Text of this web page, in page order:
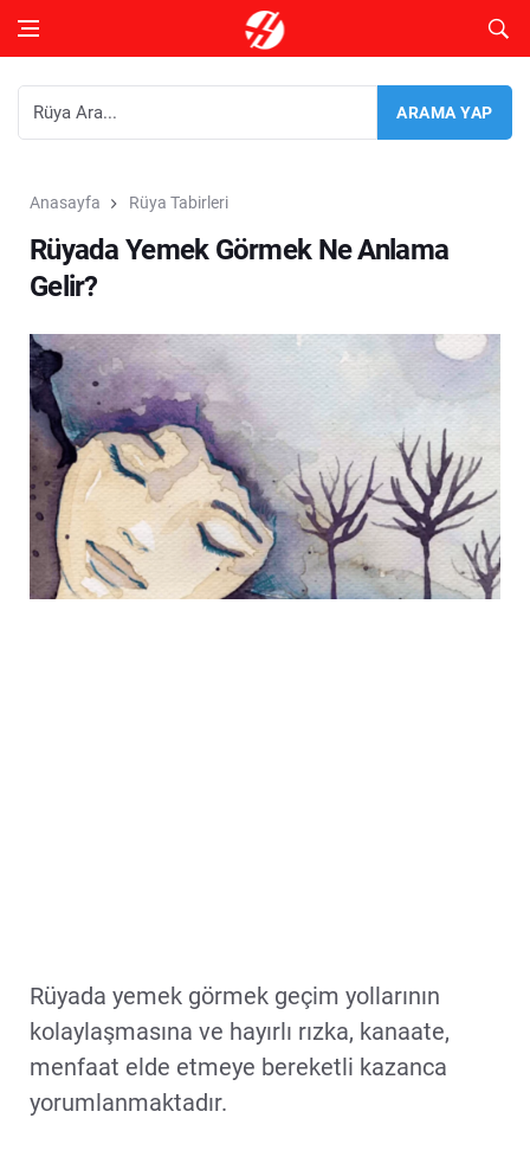
Anasayfa Rüya Tabirleri
Rüyada Yemek Görmek Ne Anlama
Gelir?
Rüyada yemek görmek geçim yollarının
kolaylaşmasına ve hayırlı rızka, kanaate,
menfaat elde etmeye bereketli kazanca
yorumlanmaktadır.